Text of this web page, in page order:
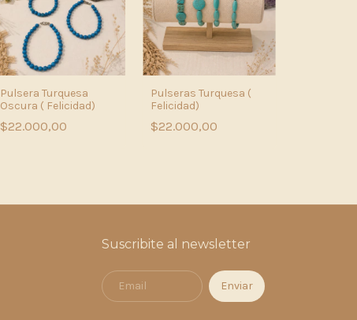
Pulsera Turquesa
Oscura ( Felicidad)
$22.000,00
Pulseras Turquesa (
Felicidad)
$22.000,00
Suscribite al newsletter